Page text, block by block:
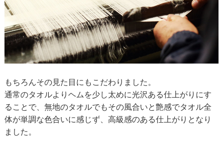
もちろんその見た目にもこだわりました。
通常のタオルよりヘムを少し太めに光沢ある仕上がりにす
ることで、無地のタオルでもその風合いと艶感でタオル全
体が単調な色合いに感じず、高級感のある仕上がりとなり
ました。